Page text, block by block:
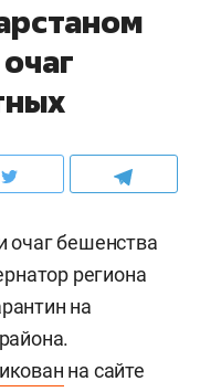
очаг бешенства
региона
на
на сайте